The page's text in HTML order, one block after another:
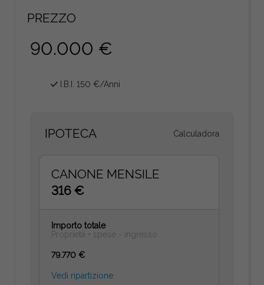
PREZZO
90.000 €
I.B.I. 150 €/Anni
IPOTECA Calculadora
CANONE MENSILE
316 €
Importo totale
Proprietà + spese - ingresso
79.770 €
Vedi ripartizione